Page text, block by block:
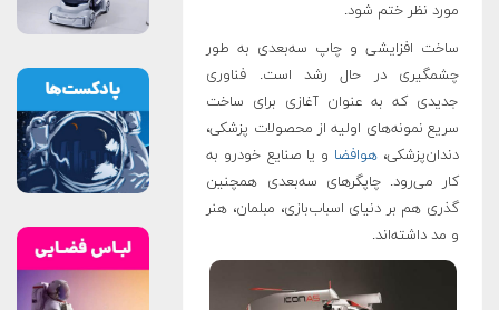
مورد نظر ختم شود.
ساخت افزایشی و چاپ سه‌بعدی به طور
چشمگیری در حال رشد است. فناوری
جدیدی که به عنوان آغازی برای ساخت
سریع نمونه‌های اولیه از محصولات پزشکی،
دندان‌پزشکی،هوافضا و یا صنایع خودرو به
کار می‌رود. چاپگرهای سه‌بعدی همچنین
گذری هم بر دنیای اسباب‌بازی، مبلمان، هنر
و مد داشته‌اند.